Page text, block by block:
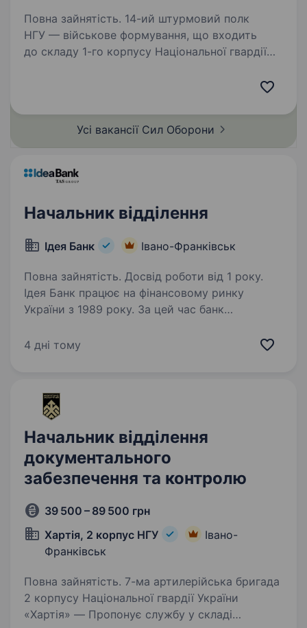
Повна зайнятість. 14-ий штурмовий полк
НГУ — військове формування, що входить
до складу 1-го корпусу Національної гвардії
Усі вакансії Сил Оборони
Начальник відділення
Ідея Банк Івано-Франківськ
Повна зайнятість. Досвід роботи від 1 року.
Ідея Банк працює на фінансовому ринку
України з 1989 року. За цей час банк
партнер для клієнтів. Наша справжня
4 дні тому
Начальник відділення
документального
забезпечення та контролю
39 500 – 89 500 грн
Хартія, 2 корпус НГУ
Івано-
Франківськ
Повна зайнятість. 7-ма артилерійська бригада
2 корпусу Національної гвардії України
«Хартія» — Пропонує службу у складі